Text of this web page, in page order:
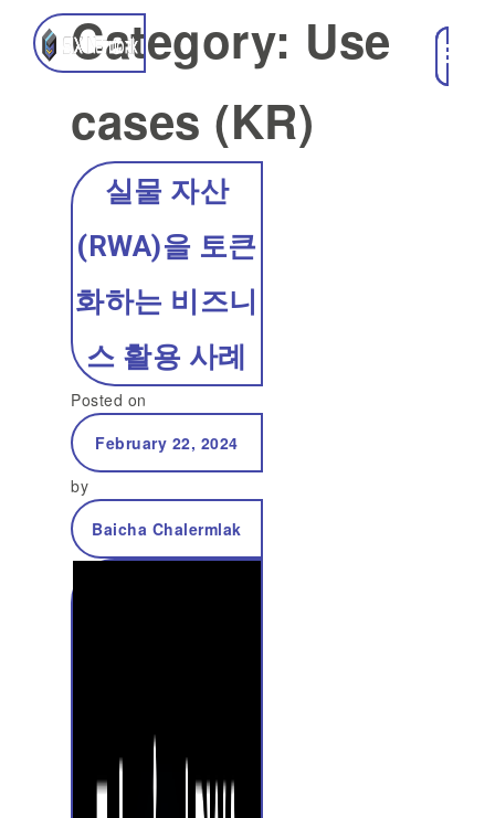
Category: Use
cases (KR)
실물 자산
(RWA)을 토큰
화하는 비즈니
스 활용 사례
Posted on
February 22, 2024
by
Baicha Chalermlak